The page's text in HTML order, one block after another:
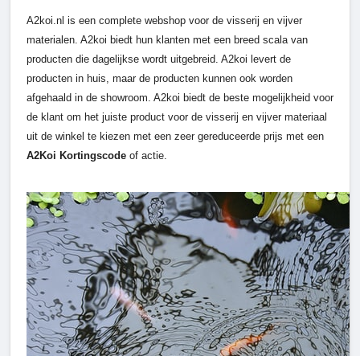
A2koi.nl is een complete webshop voor de visserij en vijver
materialen. A2koi biedt hun klanten met een breed scala van
producten die dagelijkse wordt uitgebreid. A2koi levert de
producten in huis, maar de producten kunnen ook worden
afgehaald in de showroom. A2koi biedt de beste mogelijkheid voor
de klant om het juiste product voor de visserij en vijver materiaal
uit de winkel te kiezen met een zeer gereduceerde prijs met een
A2Koi Kortingscode of actie.